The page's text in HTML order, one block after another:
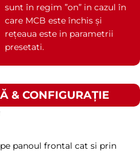
sunt în regim ”on” in cazul în
care MCB este închis și
rețeaua este in parametrii
presetati.
& CONFIGURAȚIE
panoul frontal cat si prin